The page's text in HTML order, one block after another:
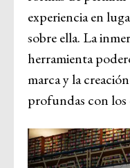
experiencia en
sobre ella. La
herramienta
marca y la
profundas con los